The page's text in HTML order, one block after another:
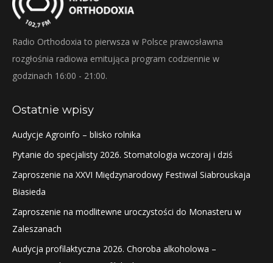
Radio Orthodoxia to pierwsza w Polsce prawosławna
rozgłośnia radiowa emitująca program codziennie w
godzinach 16:00 - 21:00.
Ostatnie wpisy
Audycje Agroinfo – blisko rolnika
Pytanie do specjalisty 2026. Stomatologia wczoraj i dziś
Zaproszenie na XXVI Międzynarodowy Festiwal Siabrouskaja
Biasieda
Zaproszenie na modlitewne uroczystości do Monasteru w
Zaleszanach
Audycja profilaktyczna 2026. Choroba alkoholowa –